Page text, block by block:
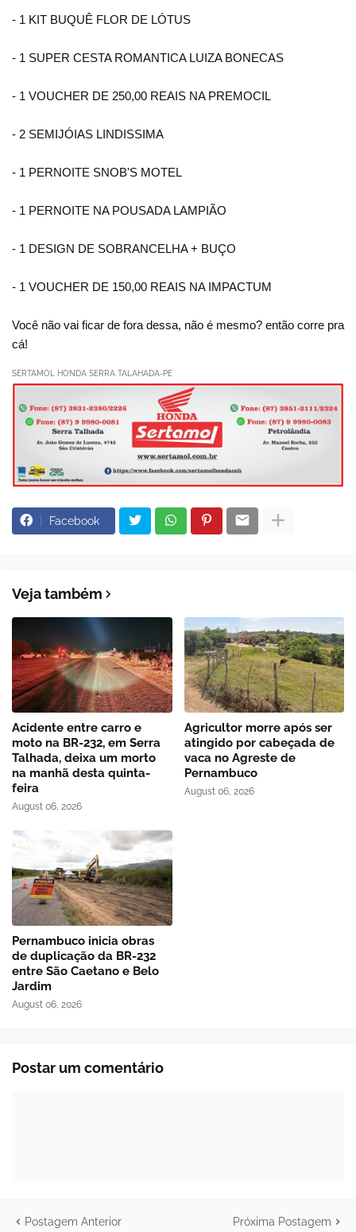
- 1 KIT BUQUÊ FLOR DE LÓTUS
- 1 SUPER CESTA ROMANTICA LUIZA BONECAS
- 1 VOUCHER DE 250,00 REAIS NA PREMOCIL
- 2 SEMIJÓIAS LINDISSIMA
- 1 PERNOITE SNOB'S MOTEL
- 1 PERNOITE NA POUSADA LAMPIÃO
- 1 DESIGN DE SOBRANCELHA + BUÇO
- 1 VOUCHER DE 150,00 REAIS NA IMPACTUM
Você não vai ficar de fora dessa, não é mesmo? então corre pra
cá!
SERTAMOL HONDA SERRA TALAHADA-PE
Facebook
Veja também
Acidente entre carro e
moto na BR-232, em Serra
Talhada, deixa um morto
na manhã desta quinta-
feira
August 06, 2026
Agricultor morre após ser
atingido por cabeçada de
vaca no Agreste de
Pernambuco
August 06, 2026
Pernambuco inicia obras
de duplicação da BR-232
entre São Caetano e Belo
Jardim
August 06, 2026
Postar um comentário
Postagem Anterior Próxima Postagem